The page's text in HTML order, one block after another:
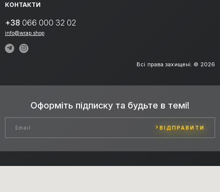
КОНТАКТИ
+38 066 000 32 02
info@wrap.shop
Всі права захищені. © 2026
Оформіть підписку та будьте в темі!
ВІДПРАВИТИ